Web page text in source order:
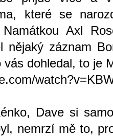
které se
Namátkou Axl
nějaký záznam
vás dohledal, to je
Dave si
nemrzí mě to,